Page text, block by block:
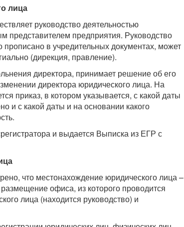
лица
руководство деятельностью
представителем предприятия. Руководство
прописано в учредительных документах, может
(дирекция, правление).
директора, принимает решение об его
директора юридического лица. На
приказ, в котором указывается, с какой даты
и с какой даты и на основании какого
и выдается Выписка из ЕГР с
что местонахождение юридического лица –
офиса, из которого проводится
лица (находится руководство) и